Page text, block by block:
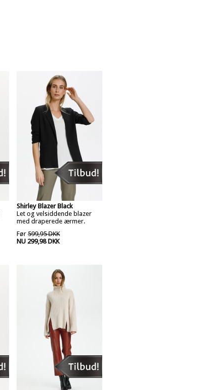
Shirley Blazer Black
Let og velsiddende blazer
med draperede ærmer.
Før 599,95 DKK
NU 299,98 DKK